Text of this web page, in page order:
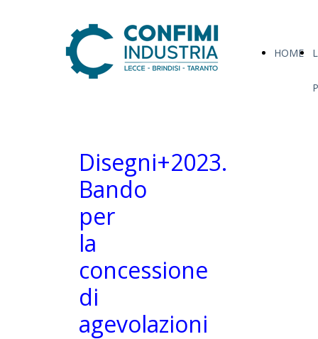
HOME
Disegni+2023.
Bando
per
la
concessione
di
agevolazioni